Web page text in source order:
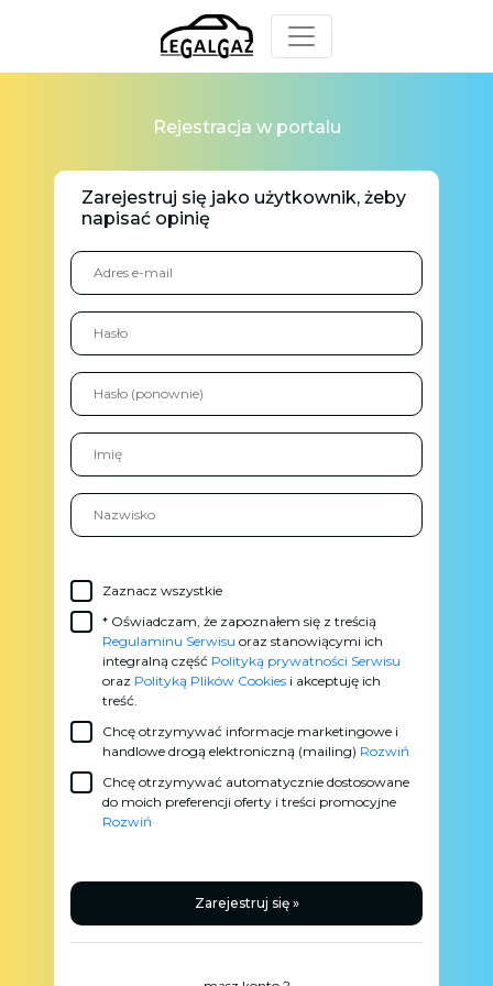
Rejestracja w portalu
Zarejestruj się jako użytkownik, żeby
napisać opinię
Zaznacz wszystkie
* Oświadczam, że zapoznałem się z treścią
Regulaminu Serwisu oraz stanowiącymi ich
integralną część Polityką prywatności Serwisu
oraz Polityką Plików Cookies i akceptuję ich
treść.
Chcę otrzymywać informacje marketingowe i
handlowe drogą elektroniczną (mailing) Rozwiń
Chcę otrzymywać automatycznie dostosowane
do moich preferencji oferty i treści promocyjne
Rozwiń
Zarejestruj się »